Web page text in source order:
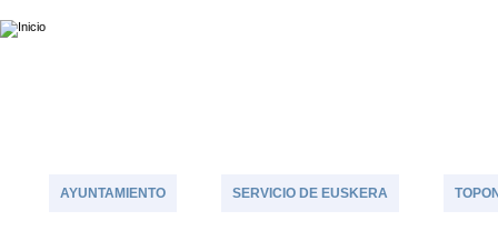
AYUNTAMIENTO SERVICIO DE EUSKERA